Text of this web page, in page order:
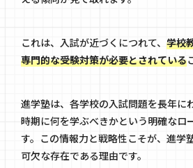
これは、入試が近づくにつれて、 学校
専門的な受験対策が必要とされている
進学塾は、各学校の入試問題を長年に
時期に何を学ぶべきかという明確なロ
す。この情報力と戦略性こそが、進学
可欠な存在である理由です。